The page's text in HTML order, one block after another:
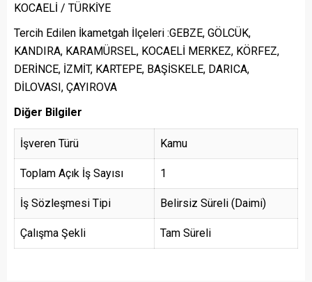
KOCAELİ / TÜRKİYE
Tercih Edilen İkametgah İlçeleri :GEBZE, GÖLCÜK,
KANDIRA, KARAMÜRSEL, KOCAELİ MERKEZ, KÖRFEZ,
DERİNCE, İZMİT, KARTEPE, BAŞİSKELE, DARICA,
DİLOVASI, ÇAYIROVA
Diğer Bilgiler
İşveren Türü Kamu
Toplam Açık İş Sayısı 1
İş Sözleşmesi Tipi Belirsiz Süreli (Daimi)
Çalışma Şekli Tam Süreli